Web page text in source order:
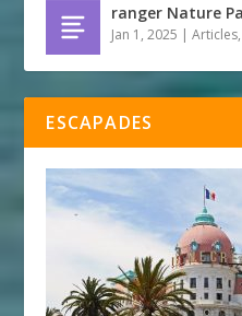
ranger Nature
Jan 1, 2025 |Articles,
ESCAPADES